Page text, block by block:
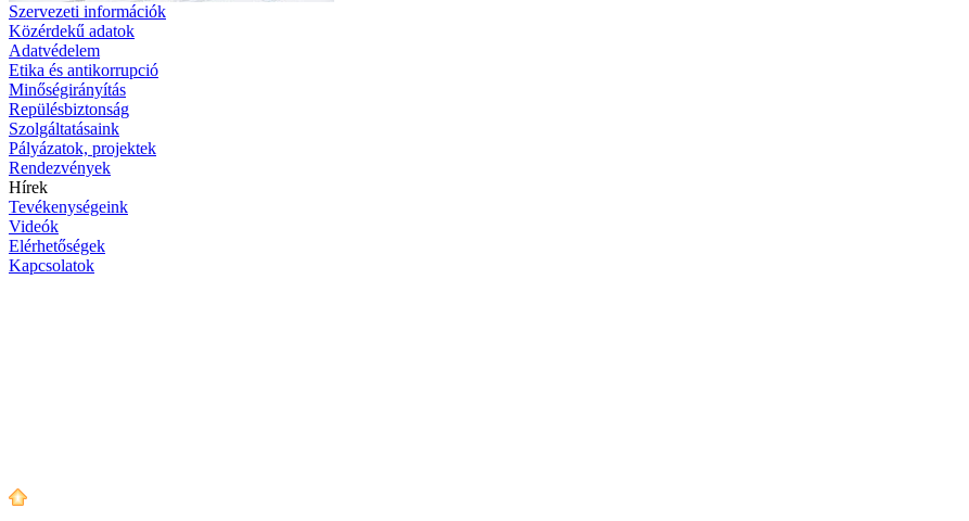
Szervezeti információk
Közérdekű adatok
Adatvédelem
Etika és antikorrupció
Minőségirányítás
Repülésbiztonság
Szolgáltatásaink
Pályázatok, projektek
Rendezvények
Hírek
Tevékenységeink
Videók
Elérhetőségek
Kapcsolatok